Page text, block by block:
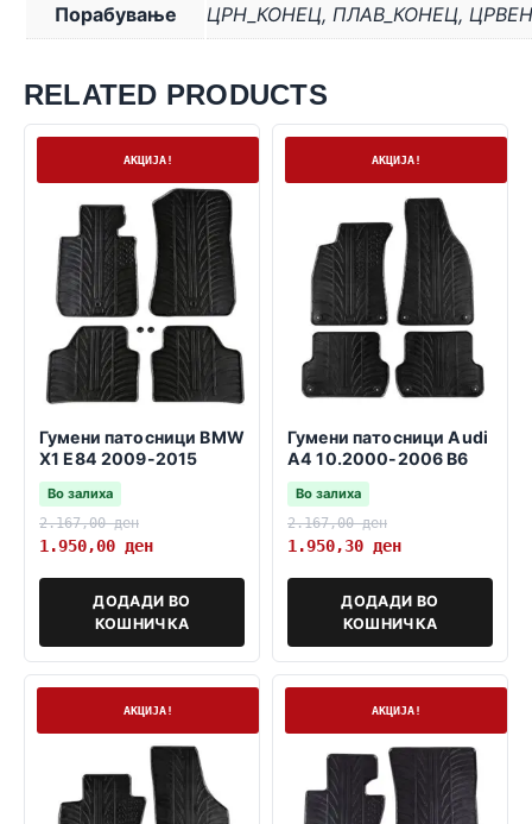
Порабување ЦРН_КОНЕЦ, ПЛАВ_КОНЕЦ,
RELATED PRODUCTS
АКЦИЈА!
Гумени патосници BMW
X1 E84 2009-2015
Во залиха
2.167,00ден
1.950,00 ден
ДОДАДИ ВО
КОШНИЧКА
АКЦИЈА!
Гумени патосници Audi
A4 10.2000-2006 B6
Во залиха
2.167,00ден
1.950,30 ден
ДОДАДИ ВО
КОШНИЧКА
АКЦИЈА! АКЦИЈА!